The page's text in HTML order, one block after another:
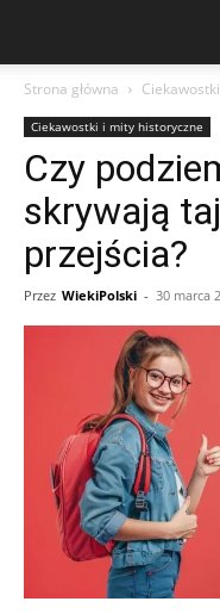
Strona główna
Ciekawostki i mity historyczne
Czy
skrywają
przejścia?
Przez WiekiPolski - 30 marca